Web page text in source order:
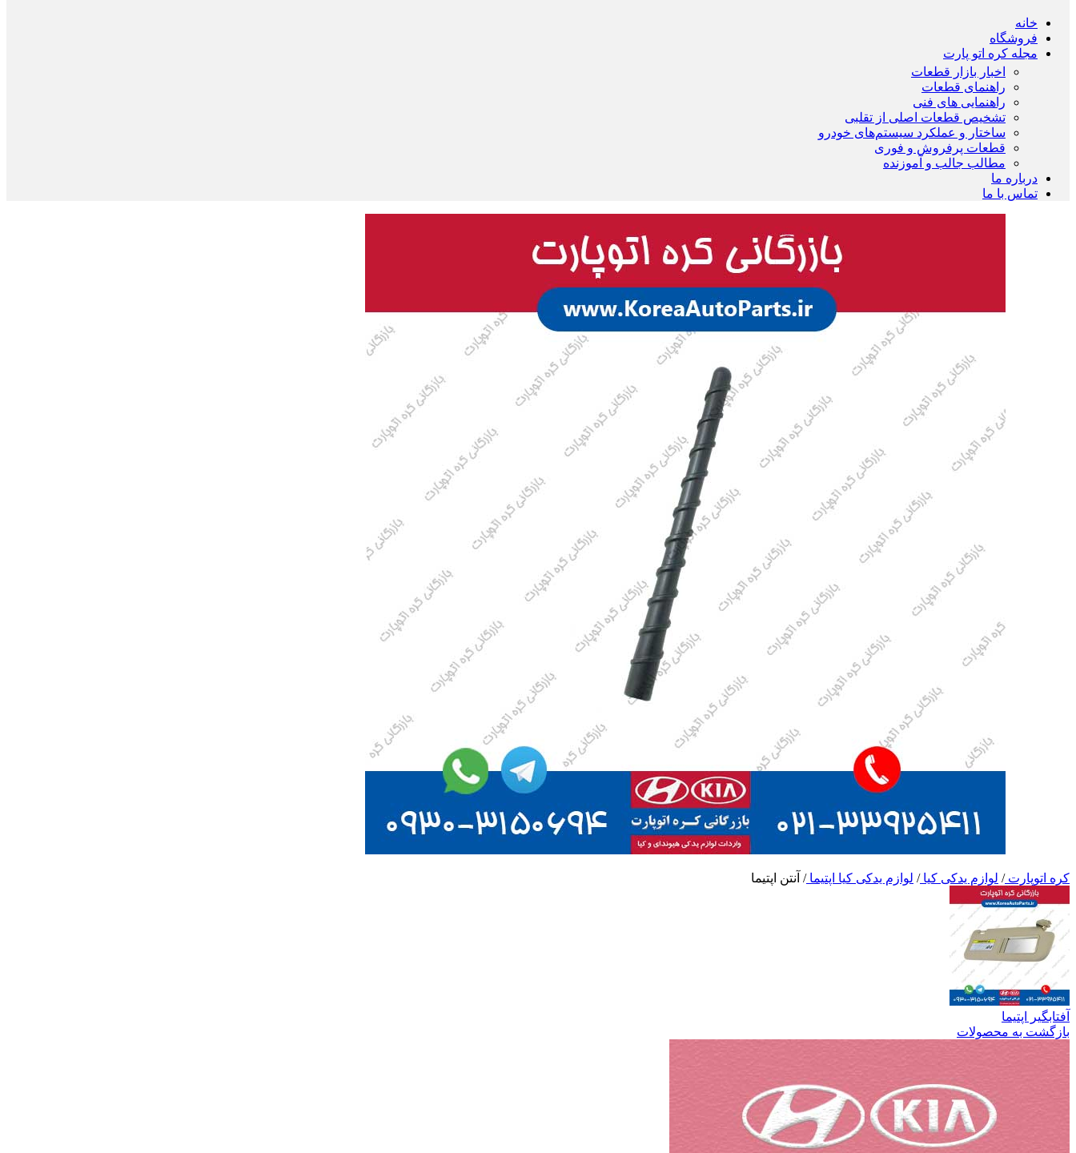
خانه
فروشگاه
مجله کره اتو پارت
اخبار بازار قطعات
راهنمای قطعات
راهنمایی های فنی
تشخیص قطعات اصلی از تقلبی
ساختار و عملکرد سیستم‌های خودرو
قطعات پرفروش و فوری
مطالب جالب و آموزنده
درباره ما
تماس با ما
کره اتوپارت/ لوازم یدکی کیا/ لوازم یدکی کیا اپتیما/ آنتن اپتیما
آفتابگیر اپتیما
بازگشت به محصولات